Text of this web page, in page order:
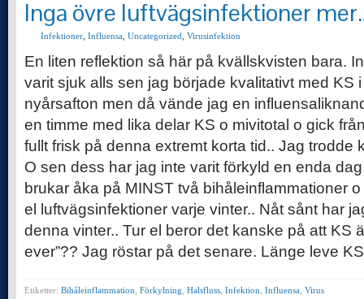
Inga övre luftvägsinfektioner
Infektioner Influensa Uncategorized Virusinfektion
En liten reflektion så här på kvällskvisten bara.
varit sjuk alls sen jag började kvalitativt med KS
nyårsafton men då vände jag en
en timme med lika delar KS o mivitotal o gick
fullt frisk på denna extremt korta tid.. Jag trodde
O sen dess har jag inte varit förkyld en enda
brukar åka på MINST två bihåleinflammationer
el luftvägsinfektioner varje vinter.. Nåt sånt har
denna vinter.. Tur el beror det kanske på att KS
ever”?? Jag röstar på det senare. Länge leve
Etiketter: Bihåleinflammation Förkylning Halsfluss Infektion Influensa Virus